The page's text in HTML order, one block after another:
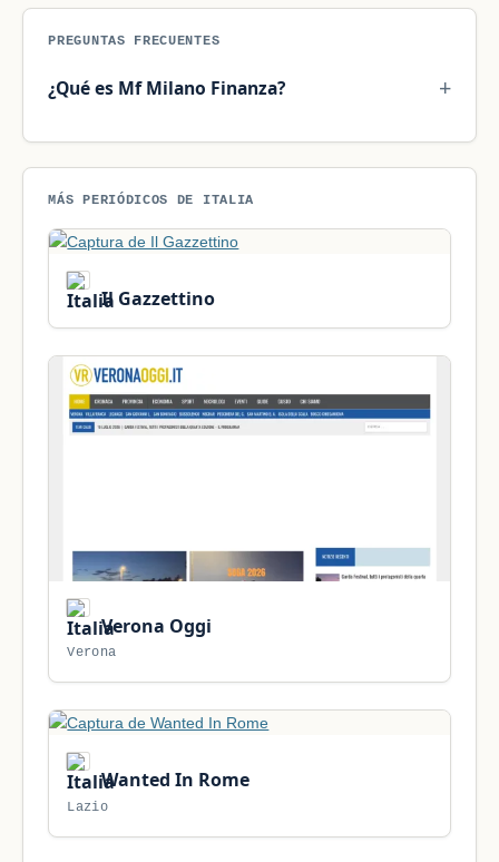
PREGUNTAS FRECUENTES
¿Qué es Mf Milano Finanza?
MÁS PERIÓDICOS DE ITALIA
Il Gazzettino
Verona Oggi
Verona
Wanted In Rome
Lazio